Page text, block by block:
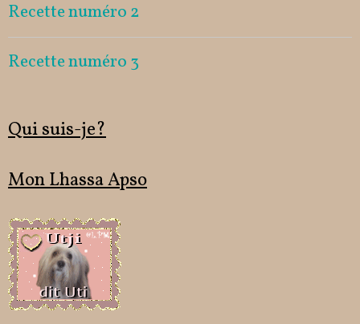
Recette numéro 2
Recette numéro 3
Qui suis-je?
Mon Lhassa Apso